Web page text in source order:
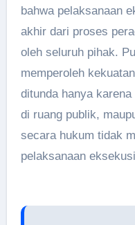
bahwa pelaksanaan
akhir dari proses
oleh seluruh pihak.
memperoleh
ditunda hanya
di ruang publik,
secara hukum tidak
pelaksanaan